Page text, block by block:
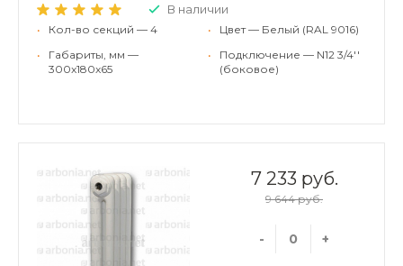
В наличии
•
Кол-во секций — 4
•
Габариты, мм —
300x180x65
•
Цвет — Белый (RAL 9016)
•
Подключение — N12 3/4''
(боковое)
7 233 руб.
9 644 руб.
- +